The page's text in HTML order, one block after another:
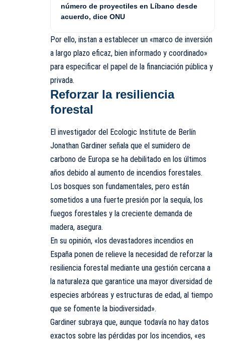
número de proyectiles en Líbano desde
acuerdo, dice ONU
Por ello, instan a establecer un «marco de inversión
a largo plazo eficaz, bien informado y coordinado»
para especificar el papel de la financiación pública y
privada.
Reforzar la resiliencia
forestal
El investigador del Ecologic Institute de Berlín
Jonathan Gardiner señala que el sumidero de
carbono de Europa se ha debilitado en los últimos
años debido al aumento de incendios forestales.
Los bosques son fundamentales, pero están
sometidos a una fuerte presión por la sequía, los
fuegos forestales y la creciente demanda de
madera, asegura.
En su opinión, «los devastadores incendios en
España ponen de relieve la necesidad de reforzar la
resiliencia forestal mediante una gestión cercana a
la naturaleza que garantice una mayor diversidad de
especies arbóreas y estructuras de edad, al tiempo
que se fomente la biodiversidad».
Gardiner subraya que, aunque todavía no hay datos
exactos sobre las pérdidas por los incendios, «es